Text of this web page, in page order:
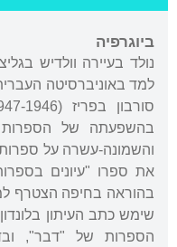
ביוגרפיה
למד באוניברסיטה
בהשפעתה של
והשמונה-עשרה על
שימש כתב העיתון
הספרות של "דבר",